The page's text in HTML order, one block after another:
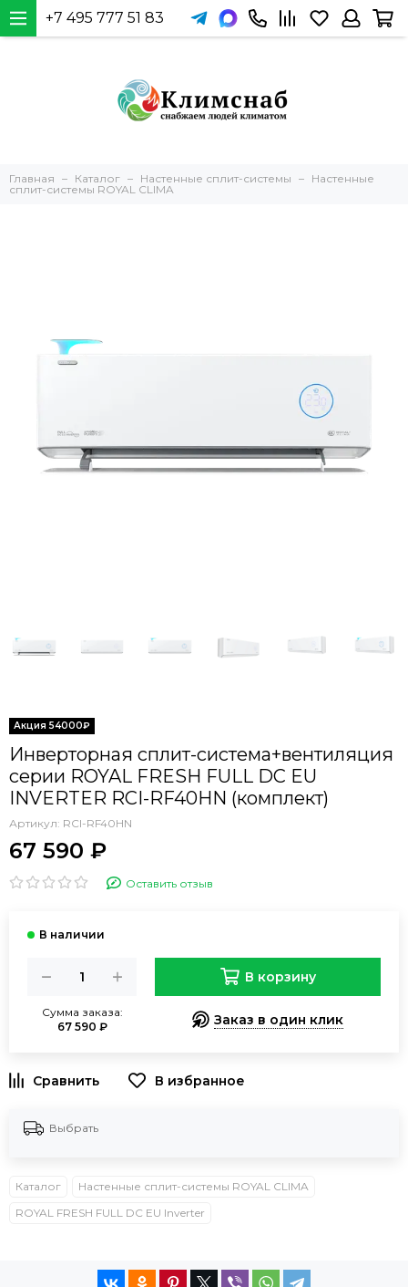
+7 495 777 51 83
Главная Каталог Настенные сплит-системы
Настенные
сплит-системы ROYAL CLIMA
Инверторная сплит-система+вентиляция
серии ROYAL FRESH FULL DC EU
INVERTER RCI-RF40HN (комплект)
Артикул: RCI-RF40HN
67 590 ₽
Оставить отзыв
Сумма заказа:
67 590 ₽
В корзину
Заказ в один клик
В избранное
Выбрать
Каталог
Настенные сплит-системы ROYAL CLIMA
ROYAL FRESH FULL DC EU Inverter